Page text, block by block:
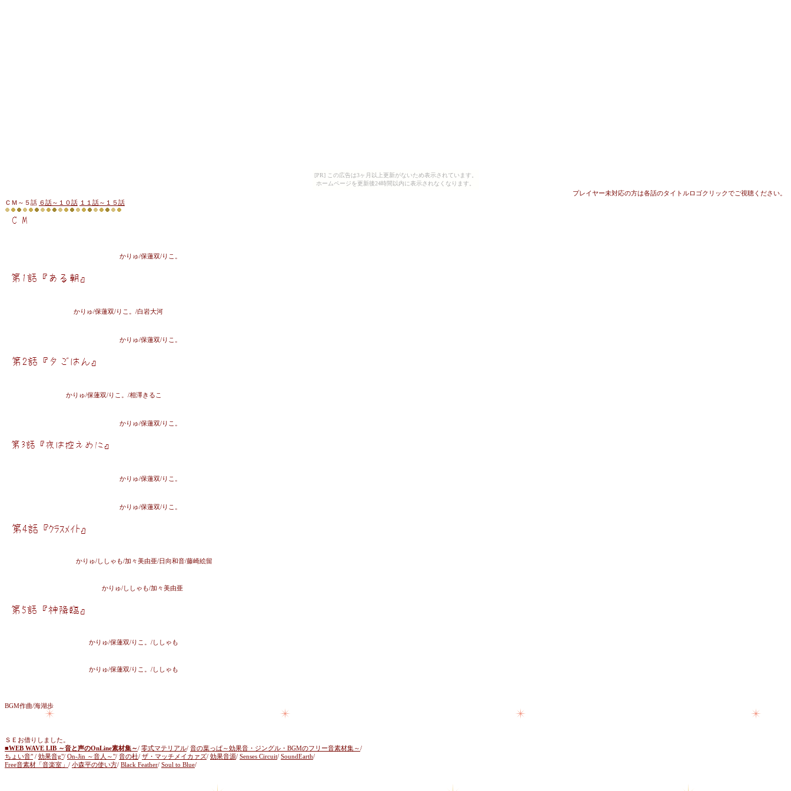
[PR] この広告は3ヶ月以上更新がないため表示されています。
ホームページを更新後24時間以内に表示されなくなります。
プレイヤー未対応の方は各話のタイトルロゴクリックでご視聴ください。
ＣＭ～５話 ６話～１０話 １１話～１５話
かりゅ/保蓮双/りこ。
かりゅ/保蓮双/りこ。/白岩大河
かりゅ/保蓮双/りこ。
かりゅ/保蓮双/りこ。/相澤きるこ
かりゅ/保蓮双/りこ。
かりゅ/保蓮双/りこ。
かりゅ/保蓮双/りこ。
かりゅ/ししゃも/加々美由亜/日向和音/藤崎絵留
かりゅ/ししゃも/加々美由亜
かりゅ/保蓮双/りこ。/ししゃも
かりゅ/保蓮双/りこ。/ししゃも
BGM作曲/海湖歩
ＳＥお借りしました。
■WEB WAVE LIB ～音と声のOnLine素材集～/ 零式マテリアル/ 音の葉っぱ～効果音・ジングル・BGMのフリー音素材集～/
ちょい音" / 効果音g"/ On-Jin ～音人～"/ 音の杜/ ザ・マッチメイカァズ/ 効果音源/ Senses Circuit/ SoundEarth/
Free音素材「音楽室」 / 小森平の使い方/ Black Feather/ Soul to Blue/